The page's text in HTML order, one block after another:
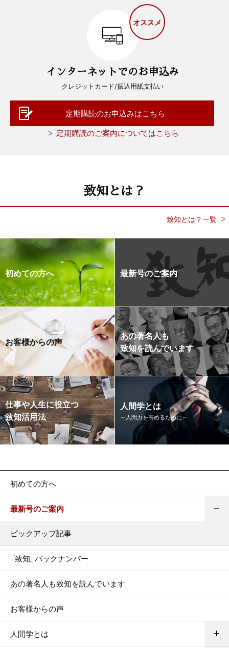
オススメ
インターネットでのお申込み
クレジットカード/振込用紙支払い
定期購読のお申込みはこちら
定期購読のご案内についてはこちら
致知とは？
致知とは？一覧
初めての方へ 最新号のご案内
お客様からの声
あの著名人も
致知を読んでいます
仕事や人生に役立つ
致知活用法
人間学とは
～人間力を高めるために～
初めての方へ
最新号のご案内
ピックアップ記事
『致知』バックナンバー
あの著名人も致知を読んでいます
お客様からの声
人間学とは